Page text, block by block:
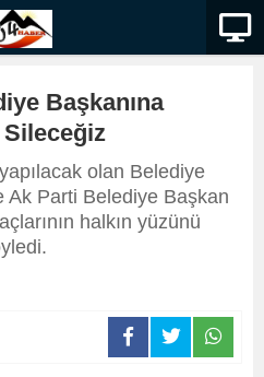
Başkanına
Sileceğiz
olan Belediye
Ak Parti Belediye Başkan
halkın yüzünü